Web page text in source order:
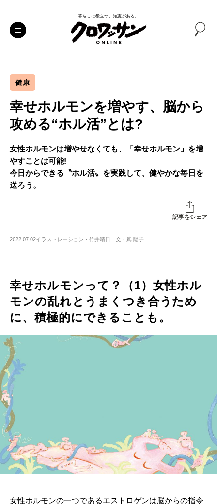
暮らしに役立つ、知恵がある。
健康
幸せホルモンを増やす、脳から
攻める“ホル活”とは?
女性ホルモンは増やせなくても、「幸せホルモン」を増
やすことは可能!
今日からできる〝ホル活〟を実践して、健やかな毎日を
送ろう。
記事をシェア
2022.07.02イラストレーション・竹井晴日 文・嶌 陽子
幸せホルモンって？（1）女性ホル
モンの乱れとうまくつき合うため
に、積極的にできることも。
女性ホルモンの一つであるエストロゲンは脳からの指令